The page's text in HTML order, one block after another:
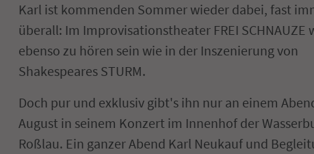
Karl ist kommenden Sommer wieder dabei, fast
überall: Im Improvisationstheater FREI SCHNAUZE
ebenso zu hören sein wie in der Inszenierung von
Shakespeares STURM.
Doch pur und exklusiv gibt's ihn nur an einem
August in seinem Konzert im Innenhof der
Roßlau. Ein ganzer Abend Karl Neukauf und